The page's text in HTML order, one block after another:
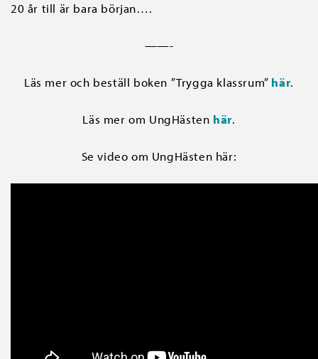
20 år till är bara början….
——-
Läs mer och beställ boken ”Trygga klassrum” här.
Läs mer om UngHästen här.
Se video om UngHästen här: